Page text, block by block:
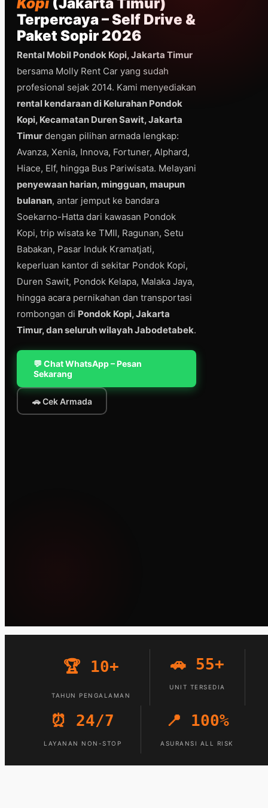
Terpercaya – Self Drive &
Paket Sopir 2026
Rental Mobil Pondok Kopi, Jakarta Timur
bersama Molly Rent Car yang sudah
profesional sejak 2014. Kami menyediakan
rental kendaraan di Kelurahan Pondok
Kopi, Kecamatan Duren Sawit, Jakarta
Timur dengan pilihan armada lengkap:
Avanza, Xenia, Innova, Fortuner, Alphard,
Hiace, Elf, hingga Bus Pariwisata. Melayani
penyewaan harian, mingguan, maupun
bulanan, antar jemput ke bandara
Soekarno-Hatta dari kawasan Pondok
Kopi, trip wisata ke TMII, Ragunan, Setu
Babakan, Pasar Induk Kramatjati,
keperluan kantor di sekitar Pondok Kopi,
Duren Sawit, Pondok Kelapa, Malaka Jaya,
hingga acara pernikahan dan transportasi
rombongan di Pondok Kopi, Jakarta
Timur, dan seluruh wilayah Jabodetabek.
💬 Chat WhatsApp – Pesan
Sekarang
🚗 Cek Armada
🏆 10+
TAHUN PENGALAMAN
🚗 55+
UNIT TERSEDIA
⏰ 24/7
LAYANAN NON-STOP
📍 100%
ASURANSI ALL RISK